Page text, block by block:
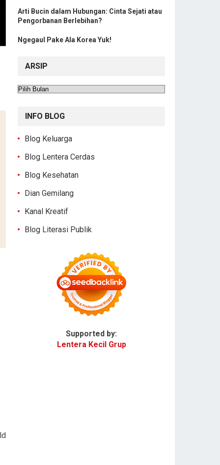
Arti Bucin dalam Hubungan: Cinta Sejati atau
Pengorbanan Berlebihan?
Ngegaul Pake Ala Korea Yuk!
ARSIP
Arsip
INFO BLOG
Blog Keluarga
Blog Lentera Cerdas
Blog Kesehatan
Dian Gemilang
Kanal Kreatif
Blog Literasi Publik
Supported by:
Lentera Kecil Grup